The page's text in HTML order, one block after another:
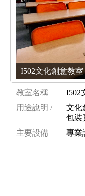
I502文化創意教室
教室名稱
I502
用途說明 /
文化
包裝
主要設備
專業